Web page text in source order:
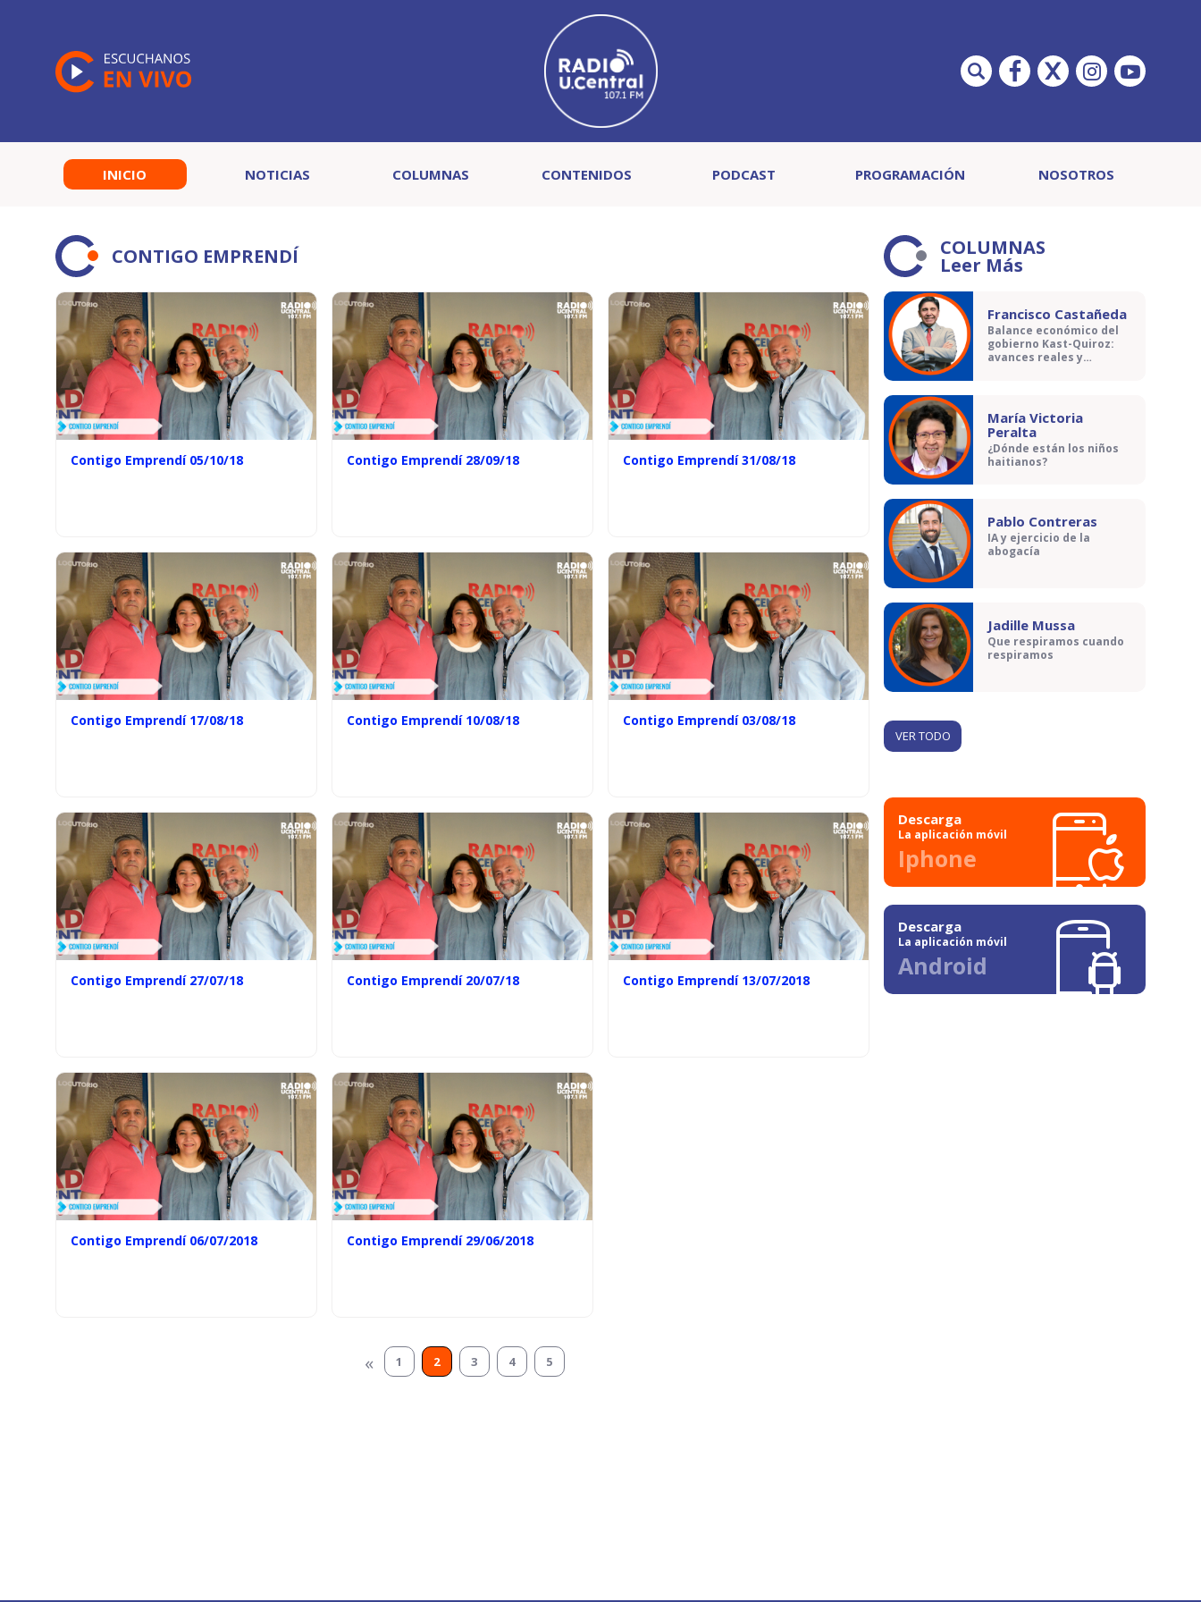
INICIO NOTICIAS COLUMNAS CONTENIDOS PODCAST PROGRAMACIÓN NOSOTROS
CONTIGO EMPRENDÍ
Contigo Emprendí 05/10/18 Contigo Emprendí 28/09/18 Contigo Emprendí 31/08/18
Contigo Emprendí 17/08/18 Contigo Emprendí 10/08/18 Contigo Emprendí 03/08/18
Contigo Emprendí 27/07/18 Contigo Emprendí 20/07/18 Contigo Emprendí 13/07/2018
Contigo Emprendí 06/07/2018 Contigo Emprendí 29/06/2018
« 1 2 3 4 5
COLUMNAS
Leer Más
Francisco Castañeda
Balance económico del
gobierno Kast-Quiroz:
avances reales y
María Victoria
Peralta
¿Dónde están los niños
haitianos?
Pablo Contreras
IA y ejercicio de la
abogacía
Jadille Mussa
Que respiramos cuando
respiramos
VER TODO
Descarga
La aplicación móvil
Iphone
Descarga
La aplicación móvil
Android